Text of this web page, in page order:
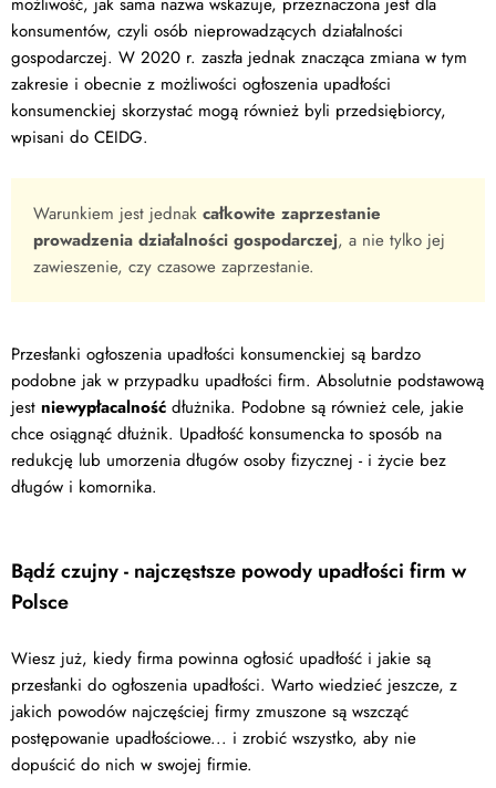
konsumentów, czyli osób nieprowadzących działalności
gospodarczej. W 2020 r. zaszła jednak znacząca zmiana w tym
zakresie i obecnie z możliwości ogłoszenia upadłości
konsumenckiej skorzystać mogą również byli przedsiębiorcy,
wpisani do CEIDG.
Warunkiem jest jednak całkowite zaprzestanie
prowadzenia działalności gospodarczej, a nie tylko jej
zawieszenie, czy czasowe zaprzestanie.
Przesłanki ogłoszenia upadłości konsumenckiej są bardzo
podobne jak w przypadku upadłości firm. Absolutnie podstawową
jest niewypłacalność dłużnika. Podobne są również cele, jakie
chce osiągnąć dłużnik. Upadłość konsumencka to sposób na
redukcję lub umorzenia długów osoby fizycznej - i życie bez
długów i komornika.
Bądź czujny - najczęstsze powody upadłości firm w
Polsce
Wiesz już, kiedy firma powinna ogłosić upadłość i jakie są
przesłanki do ogłoszenia upadłości. Warto wiedzieć jeszcze, z
jakich powodów najczęściej firmy zmuszone są wszcząć
postępowanie upadłościowe... i zrobić wszystko, aby nie
dopuścić do nich w swojej firmie.